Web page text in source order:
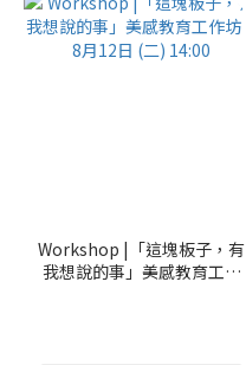
Workshop |「這塊板子，有
我想說的事」美感教育工作